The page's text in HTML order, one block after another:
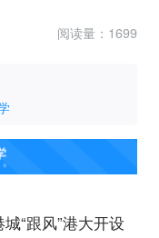
阅读量：1699
“跟风”港大开设